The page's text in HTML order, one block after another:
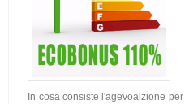
In cosa consiste l'agevoalzione per